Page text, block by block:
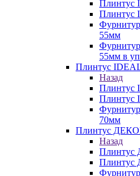
Плинтус
Плинтус
55мм
55мм в
Плинтус
Назад
Плинтус
Плинтус
70мм
Плинтус
Назад